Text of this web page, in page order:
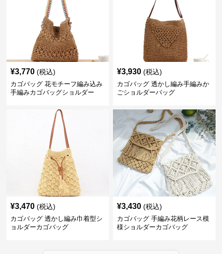
¥3,770 (税込)
カゴバッグ 花モチーフ編み込み
手編みカゴバッグショルダー
¥3,930 (税込)
カゴバッグ 透かし編み手編みか
ごショルダーバッグ
¥3,470 (税込)
カゴバッグ 透かし編み巾着型シ
ョルダーカゴバッグ
¥3,430 (税込)
カゴバッグ 手編み花柄レース模
様ショルダーカゴバッグ